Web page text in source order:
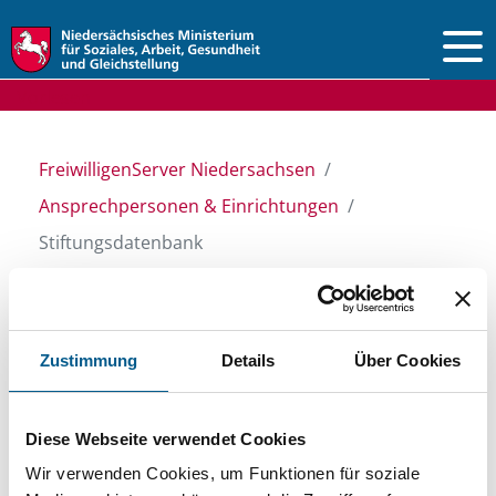
Zustimmung Details Über Cookies
Diese Webseite verwendet Cookies
Wir verwenden Cookies, um Funktionen für soziale
FreiwilligenServer Niedersachsen
Ansprechpersonen & Einrichtungen
Stiftungsdatenbank
Stiftungsdatenbank
Stiftungsdatenbank nach Themen, Kategorien,
Suchbegriffen und Orten. Bei der Suche bitte